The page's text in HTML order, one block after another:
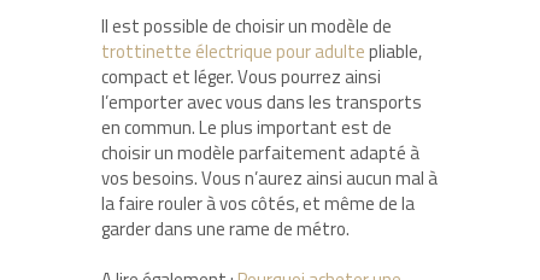
Il est possible de choisir un modèle de
trottinette électrique pour adultepliable,
compact et léger. Vous pourrez ainsi
l’emporter avec vous dans les transports
en commun. Le plus important est de
choisir un modèle parfaitement adapté à
vos besoins. Vous n’aurez ainsi aucun mal à
la faire rouler à vos côtés, et même de la
garder dans une rame de métro.